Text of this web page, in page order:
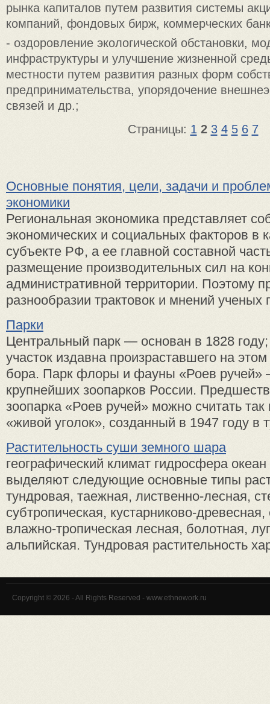
рынка капиталов путем развития системы
компаний, фондовых бирж, коммерческих
- оздоровление экологической обстановки,
инфраструктуры и улучшение жизненной
местности путем развития разных форм
предпринимательства, упорядочение
связей и др.;
Страницы: 1 2 3 4 5 6 7
Основные понятия, цели, задачи и
экономики
Региональная экономика представляет
экономических и социальных факторов в
субъекте РФ, а ее главной составной
размещение производительных сил на
административной территории. Поэтому
разнообразии трактовок и мнений ученых
Парки
Центральный парк — основан в 1828 году;
участок издавна произраставшего на
бора. Парк флоры и фауны «Роев ручей»
крупнейших зоопарков России.
зоопарка «Роев ручей» можно считать
«живой уголок», созданный в 1947 году в
Растительность суши земного шара
географический климат гидросфера
выделяют следующие основные типы
тундровая, таежная, лиственно-лесная,
субтропическая, кустарниково-
влажно-тропическая лесная, болотная,
альпийская. Тундровая растительность
Copyright © 2026 - All Rights Reserved - www.ethnowork.ru